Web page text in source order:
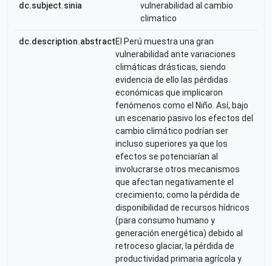
dc.subject.sinia
vulnerabilidad al cambio
climatico
dc.description.abstractEl Perú muestra una gran
vulnerabilidad ante variaciones
climáticas drásticas, siendo
evidencia de ello las pérdidas
económicas que implicaron
fenómenos como el Niño. Así, bajo
un escenario pasivo los efectos del
cambio climático podrían ser
incluso superiores ya que los
efectos se potenciarían al
involucrarse otros mecanismos
que afectan negativamente el
crecimiento; como la pérdida de
disponibilidad de recursos hídricos
(para consumo humano y
generación energética) debido al
retroceso glaciar, la pérdida de
productividad primaria agrícola y